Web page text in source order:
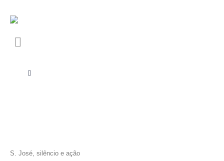
S. José, silêncio e ação